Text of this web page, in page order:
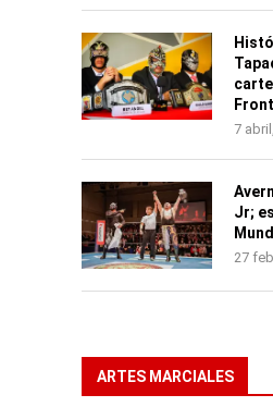
7
Jr;
27
ARTES MARCIALES